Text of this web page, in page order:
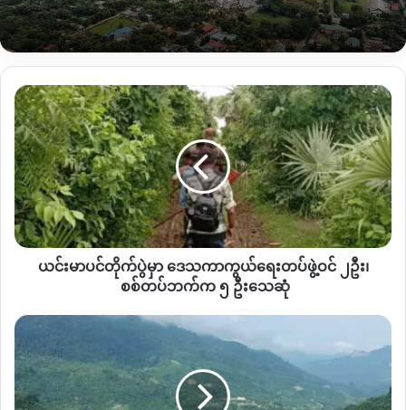
နမ့်ဖတ်ကာမှာ တအောင်းတပ်မတော်TNLA၊ ကချင်လွတ်လပ်ရေး
တပ်မတော်KIAတပ်တို့ အဓိကထား လှုပ်ရှားတဲ့နေရာဖြစ်ပြီး ကိုး
နေရာဖြစ်တယ်လို့ သိရပါတယ်။
“ခုကစလို့ မင်းတို့တွေ အကြောင်းမကြားရင်တော့ ကြိုက်တဲ့နေရာကို
လက်နက်ကြီးနဲ့ပစ်မယ်။ ပြည်သူကို တွေကို ကြည့်မနေတော့ဘူးဆို
တဲ့ အဓိပ္ပါယ်တဲ့။ ဒီမှာကTNLAနဲ့KIAရွာနီးနားမှာ အမြဲနေရာယူ
လှုပ်ရှားနေတော့ စိုးရိမ်တာပေါ့”လို့ နမ့်ဖတ်ကာ ဒေသခံအမျိုးသား
တစ်ဦးကပြောပါတယ်။
ဒါ့အပြင် နမ့်ဖတ်ကာကျေးရွာမှာ စစ်ကောင်စီအစိုးရအောက် ဖွင့်လှစ်
လက်နက်ကိုင်အဖွဲ့ကဖြစ်ဖြစ် တားမြစ်လာမယ်ဆိုရင်
အခြေပြုဖွင့်လှစ်ထား တဲ့
ကျောင်းအားလုံးလည်း ပိတ်ဖို့ကို
လည်း ပြောဆိုထားတယ်လို့ သိရပါတယ်။
ယင်း
မာ
ပင်
တိုက်ပွဲ
မှာ
ဒေသ
ကာကွယ်ရေး
တပ်ဖွဲ့
ဝင်
က ၅ ဦး
ဆုံ
ယင်းမာပင်တိုက်ပွဲမှာ ဒေသကာကွယ်ရေးတပ်ဖွဲ့ဝင် ၂ဦး၊
စစ်တပ်ဘက်က ၅ ဦးသေဆုံ
နာဂ
လက်နက်ကိုင်
တပ်ဖွဲ့
ဖမ်းဆီး
သွား